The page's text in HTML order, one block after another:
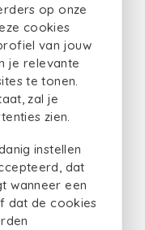
op onze
cookies
van jouw
je relevante
te tonen.
zal je
zien.
instellen
dat
wanneer een
dat de cookies